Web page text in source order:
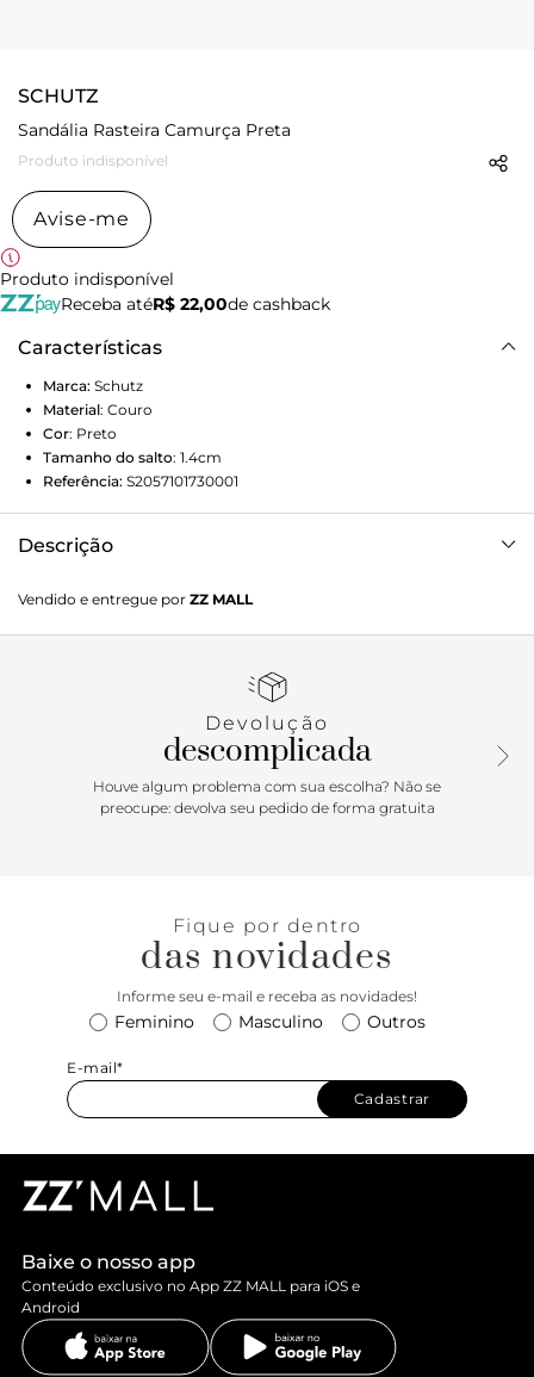
SCHUTZ
Sandália Rasteira Camurça Preta
Produto indisponível
Avise-me
Produto indisponível
Receba atéR$ 22,00de cashback
Características
Marca: Schutz
Material: Couro
Cor: Preto
Tamanho do salto: 1.4cm
Referência: S2057101730001
Descrição
em couro com acabamento em camurça, o cabedal traz
um design entrelaçado que é um verdadeiro charme. O
finas que ganham um toque de luxo nos enfeites dourados
Conforto e elegância se encontram nessa sandália feminina
de couro preta, perfeita para quem não abre mão de um
visual fresh e cheio de personalidade. A sandália rasteira
feminina preta com amarração que vai fazer você querer
Vendido e entregue por ZZ MALL
Devolução
descomplicada
Houve algum problema com sua escolha? Não se
preocupe: devolva seu pedido de forma gratuita
Fique por dentro
das novidades
Informe seu e-mail e receba as novidades!
Feminino Masculino Outros
E-mail*
Cadastrar
Baixe o nosso app
Conteúdo exclusivo no App ZZ MALL para iOS e
Android